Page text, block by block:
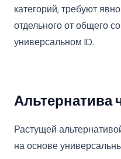
категорий, требуют
отдельного от общего
универсальном ID.
Альтернатива
Растущей
на основе